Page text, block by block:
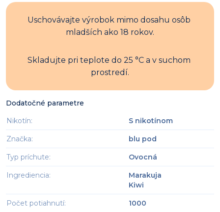
Uschovávajte výrobok mimo dosahu osôb
mladších ako 18 rokov.
Skladujte pri teplote do 25 °C a v suchom
prostredí.
Dodatočné parametre
Nikotín: S nikotínom
Značka: blu pod
Typ príchute: Ovocná
Ingrediencia:
Marakuja
Kiwi
Počet potiahnutí: 1000